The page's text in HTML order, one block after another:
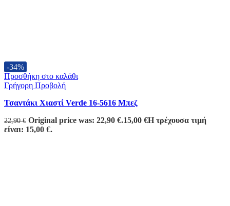
-34%
Προσθήκη στο καλάθι
Γρήγορη Προβολή
Τσαντάκι Χιαστί Verde 16-5616 Μπεζ
22,90€ Original price was: 22,90 €.15,00 €Η τρέχουσα τιμή
είναι: 15,00 €.